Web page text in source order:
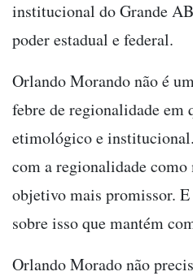
institucional do Grande
poder estadual e federal.
Orlando Morando não é
febre de regionalidade em
etimológico e
com a regionalidade
objetivo mais promissor.
sobre isso que mantém
Orlando Morado não